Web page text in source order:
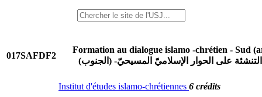
017SAFDF2
Formation au dialogue islamo -chrétien - Sud
التنشئة على الحوار الإسلاميّ المسيحيّ- (الجنوب)
Institut d'études islamo-chrétiennes 6 crédits